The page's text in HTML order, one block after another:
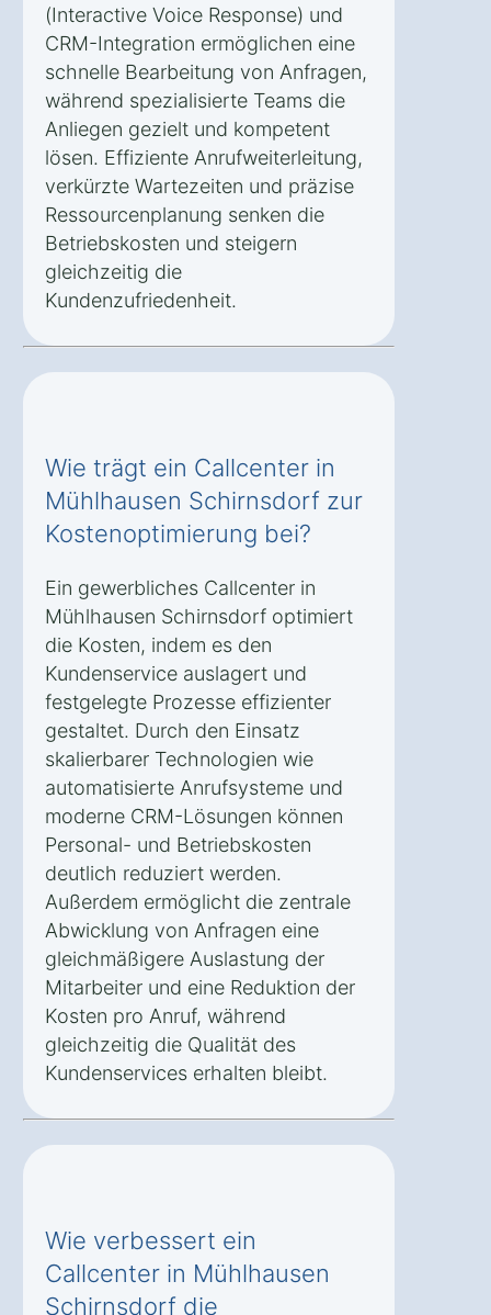
(Interactive Voice Response) und
CRM-Integration ermöglichen eine
schnelle Bearbeitung von Anfragen,
während spezialisierte Teams die
Anliegen gezielt und kompetent
lösen. Effiziente Anrufweiterleitung,
verkürzte Wartezeiten und präzise
Ressourcenplanung senken die
Betriebskosten und steigern
gleichzeitig die
Kundenzufriedenheit.
Wie trägt ein Callcenter in
Mühlhausen Schirnsdorf zur
Kostenoptimierung bei?
Ein gewerbliches Callcenter in
Mühlhausen Schirnsdorf optimiert
die Kosten, indem es den
Kundenservice auslagert und
festgelegte Prozesse effizienter
gestaltet. Durch den Einsatz
skalierbarer Technologien wie
automatisierte Anrufsysteme und
moderne CRM-Lösungen können
Personal- und Betriebskosten
deutlich reduziert werden.
Außerdem ermöglicht die zentrale
Abwicklung von Anfragen eine
gleichmäßigere Auslastung der
Mitarbeiter und eine Reduktion der
Kosten pro Anruf, während
gleichzeitig die Qualität des
Kundenservices erhalten bleibt.
Wie verbessert ein
Callcenter in Mühlhausen
Schirnsdorf die